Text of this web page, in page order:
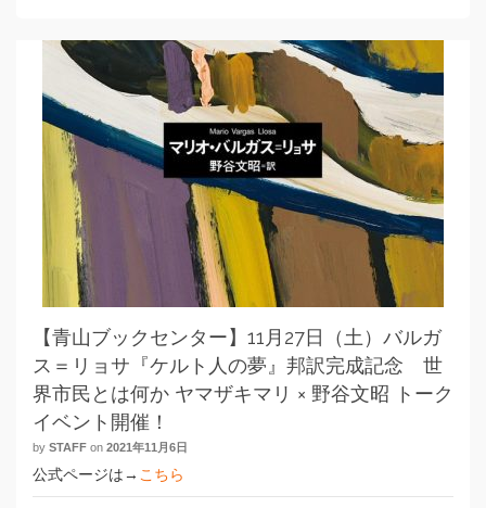
【青山ブックセンター】11月27日（土）バルガ
ス＝リョサ『ケルト人の夢』邦訳完成記念 世
界市民とは何か ヤマザキマリ × 野谷文昭 トーク
イベント開催！
by STAFF on 2021年11月6日
公式ページは→ こちら